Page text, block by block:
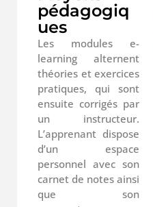
pédagogiq
ues
Les modules e-
learning alternent
théories et exercices
pratiques, qui sont
ensuite corrigés par
un instructeur.
L’apprenant dispose
d’un espace
personnel avec son
carnet de notes ainsi
que son